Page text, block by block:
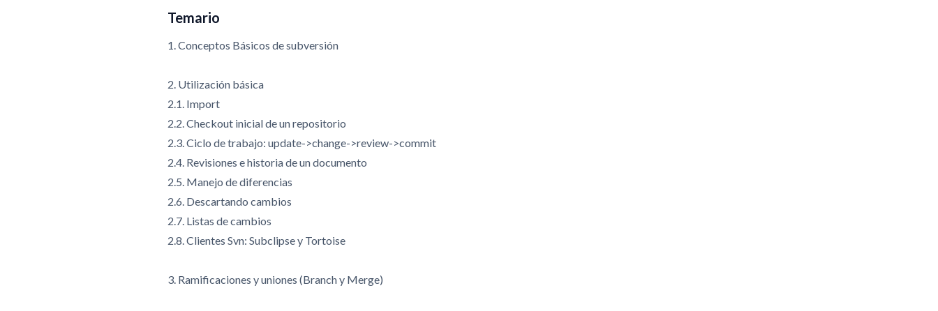
Temario
1. Conceptos Básicos de subversión
2. Utilización básica
2.1. Import
2.2. Checkout inicial de un repositorio
2.3. Ciclo de trabajo: update->change->review->commit
2.4. Revisiones e historia de un documento
2.5. Manejo de diferencias
2.6. Descartando cambios
2.7. Listas de cambios
2.8. Clientes Svn: Subclipse y Tortoise
3. Ramificaciones y uniones (Branch y Merge)